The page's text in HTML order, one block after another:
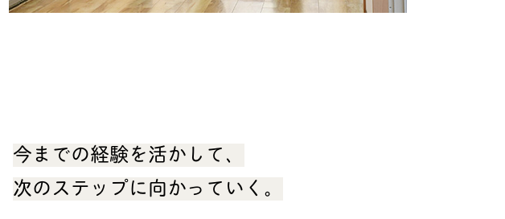
今までの経験を活かして、
次のステップに向かっていく。